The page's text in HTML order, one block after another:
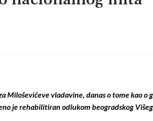
Miloševićeve vladavine, danas o tome kao
je rehabilitiran odlukom beogradskog